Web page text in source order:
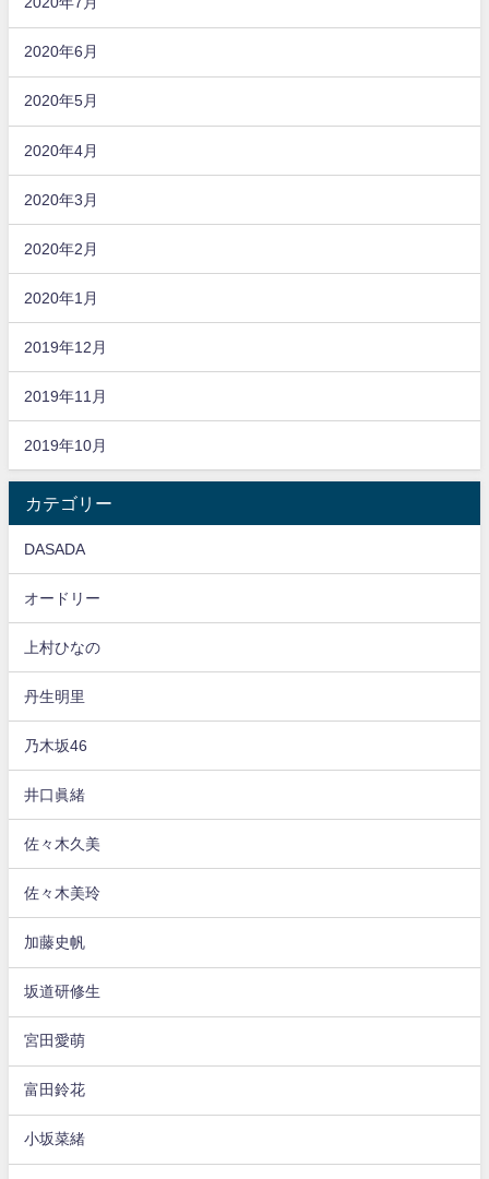
2020年6月
2020年5月
2020年4月
2020年3月
2020年2月
2020年1月
2019年12月
2019年11月
2019年10月
カテゴリー
DASADA
オードリー
上村ひなの
丹生明里
乃木坂46
井口眞緒
佐々木久美
佐々木美玲
加藤史帆
坂道研修生
宮田愛萌
富田鈴花
小坂菜緒